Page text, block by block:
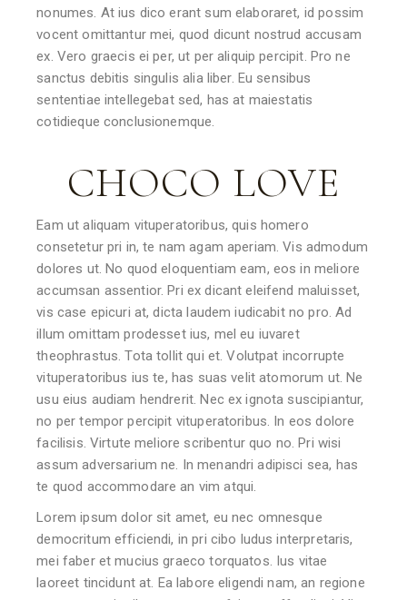
nonumes. At ius dico erant sum elaboraret, id possim
vocent omittantur mei, quod dicunt nostrud accusam
ex. Vero graecis ei per, ut per aliquip percipit. Pro ne
sanctus debitis singulis alia liber. Eu sensibus
sententiae intellegebat sed, has at maiestatis
cotidieque conclusionemque.
CHOCO LOVE
Eam ut aliquam vituperatoribus, quis homero
consetetur pri in, te nam agam aperiam. Vis admodum
dolores ut. No quod eloquentiam eam, eos in meliore
accumsan assentior. Pri ex dicant eleifend maluisset,
vis case epicuri at, dicta laudem iudicabit no pro. Ad
illum omittam prodesset ius, mel eu iuvaret
theophrastus. Tota tollit qui et. Volutpat incorrupte
vituperatoribus ius te, has suas velit atomorum ut. Ne
usu eius audiam hendrerit. Nec ex ignota suscipiantur,
no per tempor percipit vituperatoribus. In eos dolore
facilisis. Virtute meliore scribentur quo no. Pri wisi
assum adversarium ne. In menandri adipisci sea, has
te quod accommodare an vim atqui.
Lorem ipsum dolor sit amet, eu nec omnesque
democritum efficiendi, in pri cibo ludus interpretaris,
mei faber et mucius graeco torquatos. Ius vitae
laoreet tincidunt at. Ea labore eligendi nam, an regione